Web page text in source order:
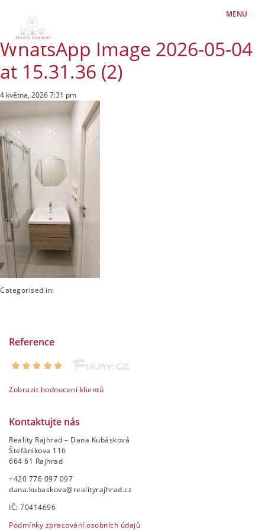
MENU
WhatsApp Image 2026-05-04
at 15.31.36 (2)
4 května, 2026 7:31 pm
Categorised in:
Reference
Zobrazit hodnocení klientů
Kontaktujte nás
Reality Rajhrad – Dana Kubásková
Štefánikova 116
664 61 Rajhrad
+420 776 097 097
dana.kubaskova@realityrajhrad.cz
IČ: 70414696
Podmínky zpracování osobních údajů